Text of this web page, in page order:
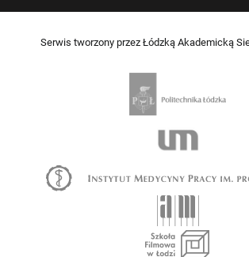
Serwis tworzony przez Łódzką Akademicką